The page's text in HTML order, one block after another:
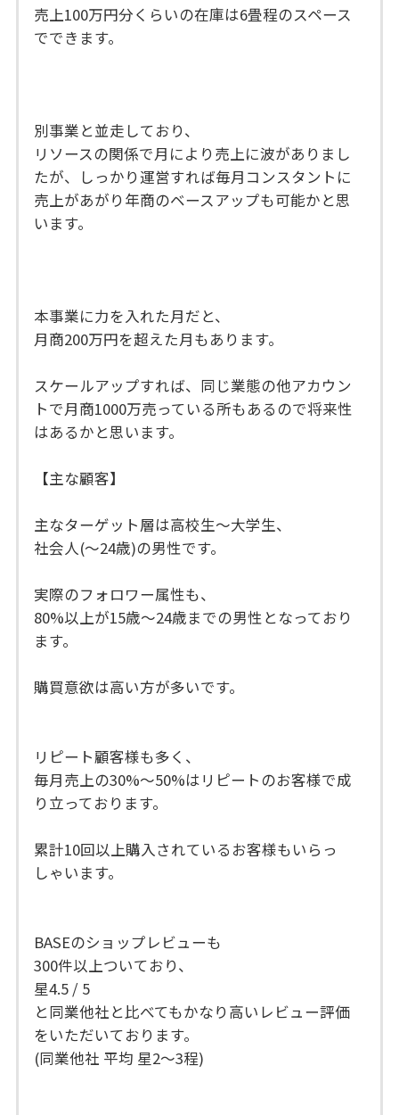
売上100万円分くらいの在庫は6畳程のスペース
でできます。
別事業と並走しており、
リソースの関係で月により売上に波がありまし
たが、しっかり運営すれば毎月コンスタントに
売上があがり年商のベースアップも可能かと思
います。
本事業に力を入れた月だと、
月商200万円を超えた月もあります。
スケールアップすれば、同じ業態の他アカウン
トで月商1000万売っている所もあるので将来性
はあるかと思います。
【主な顧客】
主なターゲット層は高校生〜大学生、
社会人(〜24歳)の男性です。
実際のフォロワー属性も、
80%以上が15歳〜24歳までの男性となっており
ます。
購買意欲は高い方が多いです。
リピート顧客様も多く、
毎月売上の30%〜50%はリピートのお客様で成
り立っております。
累計10回以上購入されているお客様もいらっ
しゃいます。
BASEのショップレビューも
300件以上ついており、
星4.5 / 5
と同業他社と比べてもかなり高いレビュー評価
をいただいております。
(同業他社 平均 星2〜3程)